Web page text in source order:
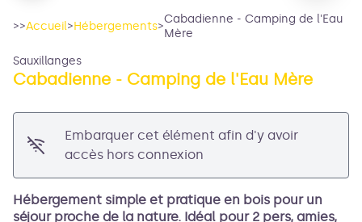
Voir l'image en plein écran
>>Accueil>Hébergements>
Cabadienne - Camping de l'Eau
Mère
Sauxillanges
Cabadienne - Camping de l'Eau Mère
Embarquer cet élément afin d'y avoir
accès hors connexion
Hébergement simple et pratique en bois pour un
séjour proche de la nature. Idéal pour 2 pers, amies,